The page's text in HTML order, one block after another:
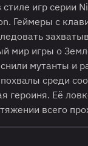
игр серии
Геймеры с
мир игры о
мутанты и
среди
героиня. Её
всего